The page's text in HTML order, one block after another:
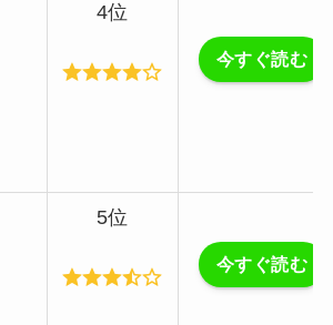
4位
今すぐ読む
5位
今すぐ読む